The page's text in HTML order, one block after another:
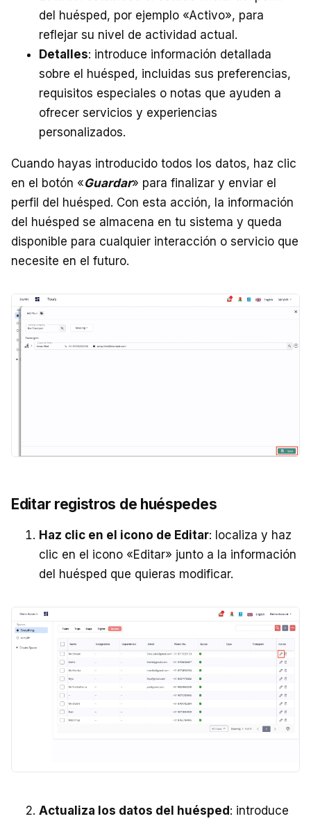
del huésped, por ejemplo «Activo», para
reflejar su nivel de actividad actual.
Detalles: introduce información detallada
sobre el huésped, incluidas sus preferencias,
requisitos especiales o notas que ayuden a
ofrecer servicios y experiencias
personalizados.
Cuando hayas introducido todos los datos, haz clic
en el botón «Guardar» para finalizar y enviar el
perfil del huésped. Con esta acción, la información
del huésped se almacena en tu sistema y queda
disponible para cualquier interacción o servicio que
necesite en el futuro.
Editar registros de huéspedes
Haz clic en el icono de Editar: localiza y haz
clic en el icono «Editar» junto a la información
del huésped que quieras modificar.
Actualiza los datos del huésped: introduce